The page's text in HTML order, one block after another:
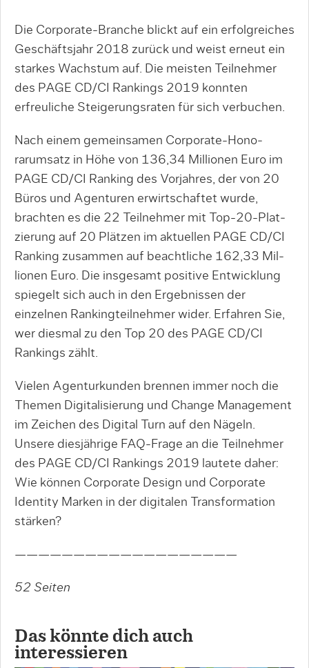
Die Corporate-Branche blickt auf ein er­folgreiches
Geschäftsjahr 2018 zurück und weist erneut ein
starkes Wachstum auf. Die meisten Teilnehmer
des PAGE CD/CI Rankings 2019 konnten
erfreuliche Stei­gerungsraten für sich verbuchen.
Nach einem gemeinsamen Corporate-Ho­no­
rarumsatz in Höhe von 136,34 Mil­lio­nen Euro im
PAGE CD/CI Ranking des Vorjahres, der von 20
Büros und Agentu­ren er­wirt­schaftet wurde,
brachten es die 22 Teil­neh­mer mit Top-20-Plat­
zie­rung auf 20 Plätzen im aktuellen PAGE CD/CI
Ranking zusam­men auf beacht­li­che 162,33 Mil­
lio­nen Euro. Die insgesamt positive Entwicklung
spiegelt sich auch in den Ergebnissen der
einzelnen Rankingteilnehmer wider. Erfahren Sie,
wer diesmal zu den Top 20 des PAGE CD/CI
Rankings zählt.
Vielen Agenturkunden brennen immer noch die
Themen Digitalisierung und Change Management
im Zeichen des Digital Turn auf den Nägeln.
Unsere diesjährige FAQ-Frage an die Teilnehmer
des PAGE CD/CI Rankings 2019 lautete daher:
Wie können Corporate Design und Corporate
Identity Marken in der digitalen Transformation
stärken?
———————————————————
52 Seiten
Das könnte dich auch
interessieren